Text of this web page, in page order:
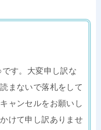
です。大変申し訳な
まないで落札をして
ャンセルをお願いし
けて申し訳ありませ